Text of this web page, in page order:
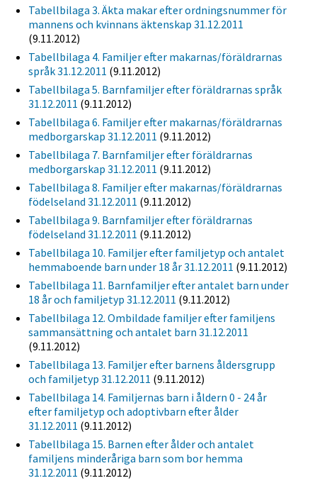
Tabellbilaga 3. Äkta makar efter ordningsnummer för
mannens och kvinnans äktenskap 31.12.2011
(9.11.2012)
Tabellbilaga 4. Familjer efter makarnas/föräldrarnas
språk 31.12.2011 (9.11.2012)
Tabellbilaga 5. Barnfamiljer efter föräldrarnas språk
31.12.2011 (9.11.2012)
Tabellbilaga 6. Familjer efter makarnas/föräldrarnas
medborgarskap 31.12.2011 (9.11.2012)
Tabellbilaga 7. Barnfamiljer efter föräldrarnas
medborgarskap 31.12.2011 (9.11.2012)
Tabellbilaga 8. Familjer efter makarnas/föräldrarnas
födelseland 31.12.2011 (9.11.2012)
Tabellbilaga 9. Barnfamiljer efter föräldrarnas
födelseland 31.12.2011 (9.11.2012)
Tabellbilaga 10. Familjer efter familjetyp och antalet
hemmaboende barn under 18 år 31.12.2011 (9.11.2012)
Tabellbilaga 11. Barnfamiljer efter antalet barn under
18 år och familjetyp 31.12.2011 (9.11.2012)
Tabellbilaga 12. Ombildade familjer efter familjens
sammansättning och antalet barn 31.12.2011
(9.11.2012)
Tabellbilaga 13. Familjer efter barnens åldersgrupp
och familjetyp 31.12.2011 (9.11.2012)
Tabellbilaga 14. Familjernas barn i åldern 0 - 24 år
efter familjetyp och adoptivbarn efter ålder
31.12.2011 (9.11.2012)
Tabellbilaga 15. Barnen efter ålder och antalet
familjens minderåriga barn som bor hemma
31.12.2011 (9.11.2012)